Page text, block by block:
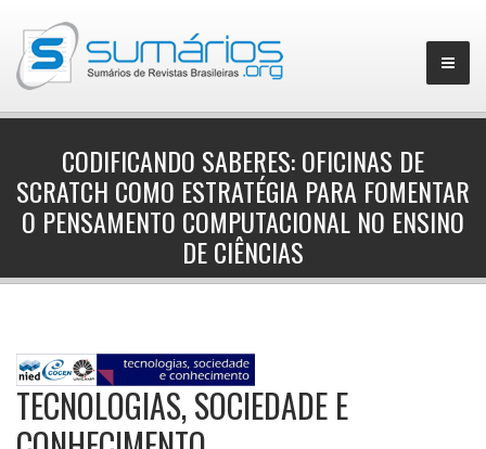
▼
CODIFICANDO SABERES: OFICINAS DE
SCRATCH COMO ESTRATÉGIA PARA FOMENTAR
O PENSAMENTO COMPUTACIONAL NO ENSINO
DE CIÊNCIAS
TECNOLOGIAS, SOCIEDADE E